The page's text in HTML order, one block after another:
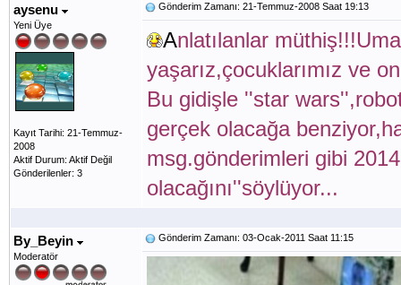
aysenu
Yeni Üye
Kayıt Tarihi: 21-Temmuz-
2008
Aktif Durum: Aktif Değil
Gönderilenler: 3
Gönderim Zamanı: 21-Temmuz-2008 Saat 19:13
Anlatılanlar
yaşarız,çocuklarımız ve
Bu gidişle ''star
gerçek olacağa
msg.gönderimleri gibi
olacağını''söylüyor...
By_Beyin
Moderatör
Gönderim Zamanı: 03-Ocak-2011 Saat 11:15